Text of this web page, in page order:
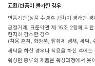
교환/반품이 불가한 경우
반품기한(상품 수령후 7일)이 경과한 경
공정거래, 표준약관 제 15조 2항에 의
현저히 감소한 경우
(착용 흔적, 화장품, 탈취제 냄새, 세탁,
세탁을 하신 경우나 착용을 하신 후에
워싱면 종류의 제품은 워싱과정에서 옷